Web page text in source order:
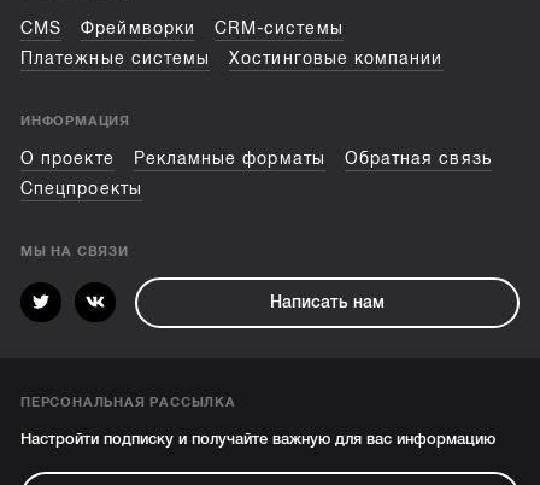
CMS Фреймворки
CRM-системы
Платежные системы
Хостинговые компании
ИНФОРМАЦИЯ
О проекте Рекламные форматы
Обратная связь
Спецпроекты
МЫ НА СВЯЗИ
Написать нам
ПЕРСОНАЛЬНАЯ РАССЫЛКА
Настройти подписку и получайте важную для вас информацию